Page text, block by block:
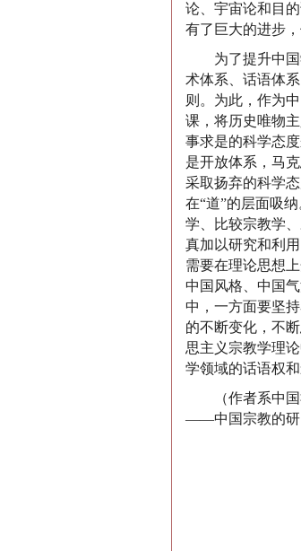
论、宇宙论和目
有了巨大的进步
为了提升中国
术体系、话语体
则。为此，作为
课，将历史唯物
事求是的科学态
是开放体系，马
采取扬弃的科学
在“道”的层面吸
学、比较宗教学
真加以研究和利
需要在理论思想
中国风格、中国
中，一方面要坚
的不断变化，不
思主义宗教学理
学领域的话语权和
（作者系中国社
——中国宗教的研